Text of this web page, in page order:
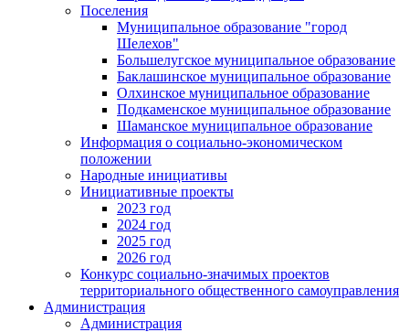
Поселения
Муниципальное образование "город
Шелехов"
Большелугское муниципальное образование
Баклашинское муниципальное образование
Олхинское муниципальное образование
Подкаменское муниципальное образование
Шаманское муниципальное образование
Информация о социально-экономическом
положении
Народные инициативы
Инициативные проекты
2023 год
2024 год
2025 год
2026 год
Конкурс социально-значимых проектов
территориального общественного самоуправления
Администрация
Администрация